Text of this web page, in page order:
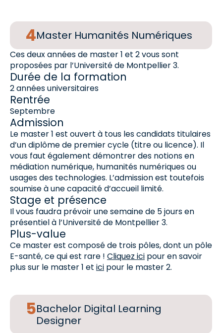
Master Humanités Numériques
Ces deux années de master 1 et 2 vous sont
proposées par l’Université de Montpellier 3.
Durée de la formation
2 années universitaires
Rentrée
Septembre
Admission
Le master 1 est ouvert à tous les candidats titulaires
d’un diplôme de premier cycle (titre ou licence). Il
vous faut également démontrer des notions en
médiation numérique, humanités numériques ou
usages des technologies. L’admission est toutefois
soumise à une capacité d’accueil limité.
Stage et présence
Il vous faudra prévoir une semaine de 5 jours en
présentiel à l’Université de Montpellier 3.
Plus-value
Ce master est composé de trois pôles, dont un pôle
E-santé, ce qui est rare ! Cliquez ici pour en savoir
plus sur le master 1 et ici pour le master 2.
Bachelor Digital Learning
Designer